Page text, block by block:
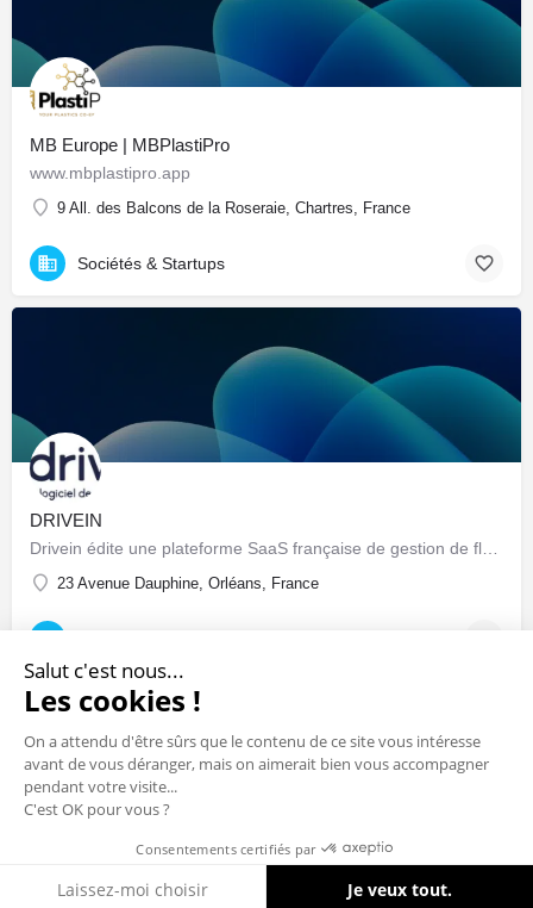
MB Europe | MBPlastiPro
www.mbplastipro.app
9 All. des Balcons de la Roseraie, Chartres, France
Sociétés & Startups
DRIVEIN
Drivein édite une plateforme SaaS française de gestion de flotte automobile : pilotage centralisé du parc…
23 Avenue Dauphine, Orléans, France
Salut c'est nous...
Les cookies !
On a attendu d'être sûrs que le contenu de ce site vous intéresse
avant de vous déranger, mais on aimerait bien vous accompagner
pendant votre visite...
C'est OK pour vous ?
Consentements certifiés par
Laissez-moi choisir Je veux tout.